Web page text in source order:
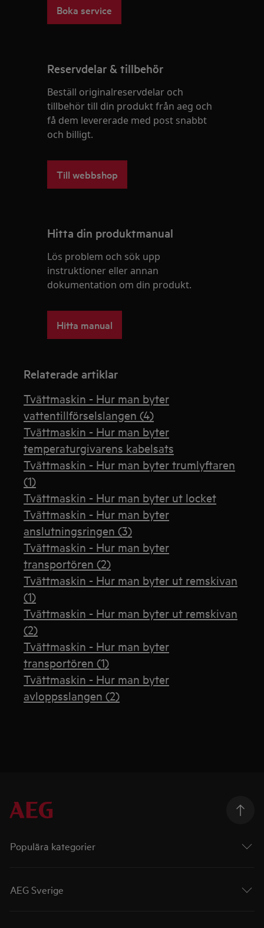
Boka service
Reservdelar & tillbehör
Beställ originalreservdelar och
tillbehör till din produkt från aeg och
få dem levererade med post snabbt
och billigt.
Till webbshop
Hitta din produktmanual
Lös problem och sök upp
instruktioner eller annan
dokumentation om din produkt.
Hitta manual
Relaterade artiklar
Tvättmaskin - Hur man byter
vattentillförselslangen (4)
Tvättmaskin - Hur man byter
temperaturgivarens kabelsats
Tvättmaskin - Hur man byter trumlyftaren
(1)
Tvättmaskin - Hur man byter ut locket
Tvättmaskin - Hur man byter
anslutningsringen (3)
Tvättmaskin - Hur man byter
transportören (2)
Tvättmaskin - Hur man byter ut remskivan
(1)
Tvättmaskin - Hur man byter ut remskivan
(2)
Tvättmaskin - Hur man byter
transportören (1)
Tvättmaskin - Hur man byter
avloppsslangen (2)
Populära kategorier
AEG Sverige